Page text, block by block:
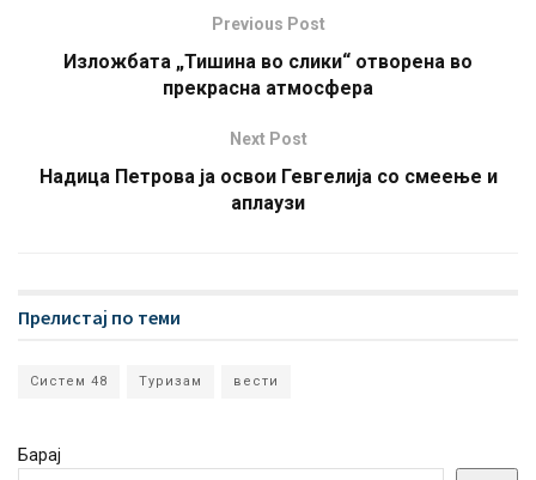
Previous Post
Изложбата „Тишина во слики“ отворена во
прекрасна атмосфера
Next Post
Надица Петрова ја освои Гевгелија со смеење и
аплаузи
Прелистај по теми
Систем 48 Туризам вести
Барај